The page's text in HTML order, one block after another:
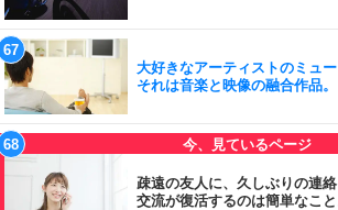
大好きなアーティストのミュー
それは音楽と映像の融合作品。
疎遠の友人に、久しぶりの連絡
交流が復活するのは簡単なこと